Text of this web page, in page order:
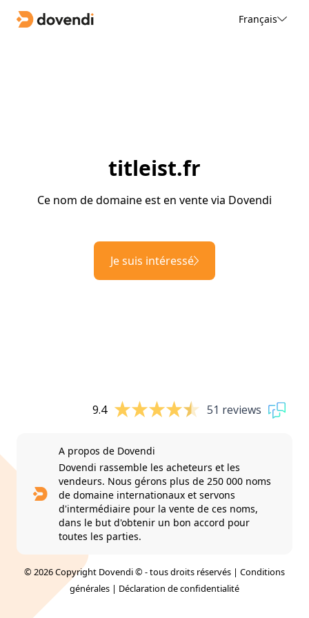
Français
titleist.fr
Ce nom de domaine est en vente via Dovendi
Je suis intéressé
9.4 51 reviews
A propos de Dovendi
Dovendi rassemble les acheteurs et les
vendeurs. Nous gérons plus de 250 000 noms
de domaine internationaux et servons
d'intermédiaire pour la vente de ces noms,
dans le but d'obtenir un bon accord pour
toutes les parties.
© 2026 Copyright Dovendi © - tous droits réservés | Conditions
générales | Déclaration de confidentialité